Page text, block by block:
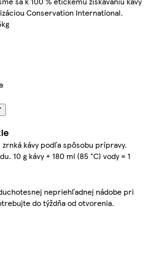
Conservation International.
kávy podľa spôsobu prípravy.
10 g kávy + 180 ml (85 °C) vody = 1
nepriehľadnej nádobe pri
do týždňa od otvorenia.